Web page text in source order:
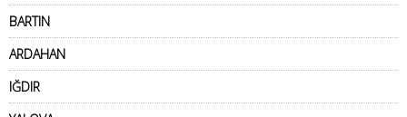
BARTIN
ARDAHAN
IĞDIR